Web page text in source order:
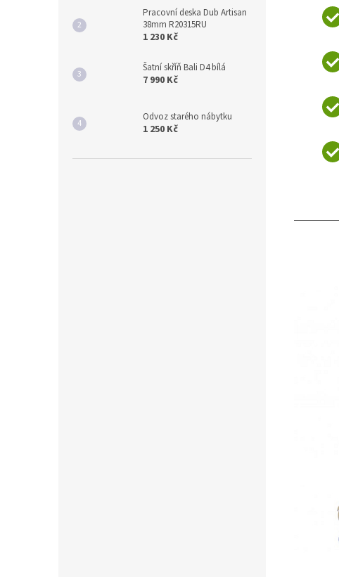
Pracovní deska Dub Artisan
38mm R20315RU
1 230 Kč
Šatní skříň Bali D4 bílá
7 990 Kč
Odvoz starého nábytku
1 250 Kč